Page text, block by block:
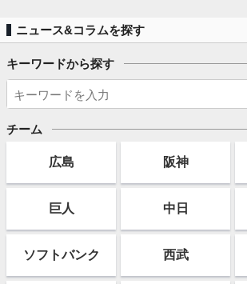
ニュース&コラムを探す
キーワードから探す
チーム
広島 阪神
巨人 中日
ソフトバンク 西武